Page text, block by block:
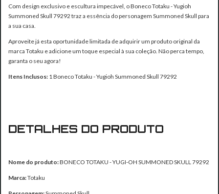
Com design exclusivo e escultura impecável, o Boneco Totaku - Yugioh
Summoned Skull 79292 traz a essência do personagem Summoned Skull para
a sua casa.
Aproveite já esta oportunidade limitada de adquirir um produto original da
marca Totaku e adicione um toque especial à sua coleção. Não perca tempo,
garanta o seu agora!
Itens Inclusos: 1 Boneco Totaku - Yugioh Summoned Skull 79292
DETALHES DO PRODUTO
Nome do produto:BONECO TOTAKU - YUGI-OH SUMMONED SKULL 79292
Marca:Totaku